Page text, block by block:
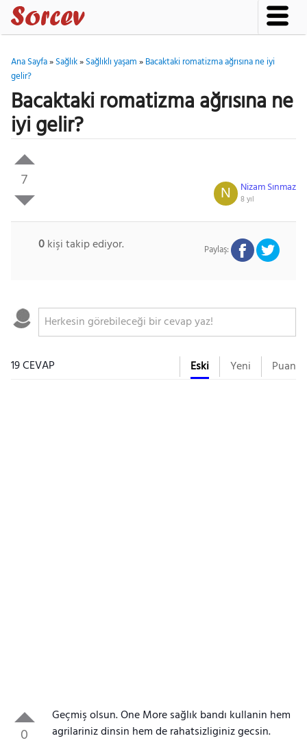
Ana Sayfa»Sağlık»Sağlıklı yaşam»Bacaktaki romatizma ağrısına ne iyi
gelir?
Bacaktaki romatizma ağrısına ne
iyi gelir?
7 Nizam Sınmaz
8 yıl
N
0kişi takip ediyor. Paylaş:
19 CEVAP Eski Yeni Puan
0
Geçmiş olsun. One More sağlık bandı kullanin hem
agrilariniz dinsin hem de rahatsizliginiz gecsin.